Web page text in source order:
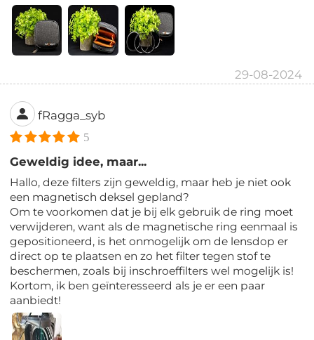
29-08-2024
fRagga_syb
5
Geweldig idee, maar...
Hallo, deze filters zijn geweldig, maar heb je niet ook
een magnetisch deksel gepland?
Om te voorkomen dat je bij elk gebruik de ring moet
verwijderen, want als de magnetische ring eenmaal is
gepositioneerd, is het onmogelijk om de lensdop er
direct op te plaatsen en zo het filter tegen stof te
beschermen, zoals bij inschroeffilters wel mogelijk is!
Kortom, ik ben geïnteresseerd als je er een paar
aanbiedt!